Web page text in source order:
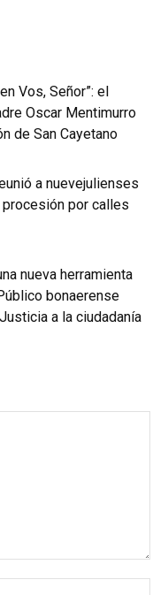
Vos, Señor”: el
Oscar Mentimurro
de San Cayetano
a nuevejulienses
procesión por calles
nueva herramienta
bonaerense
a la ciudadanía